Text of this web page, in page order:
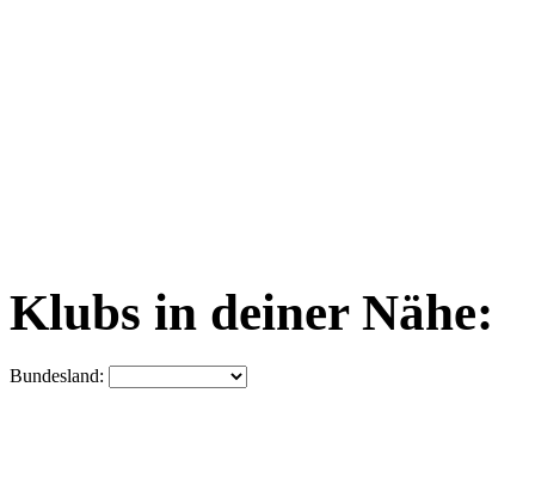
Klubs in deiner Nähe:
Bundesland: